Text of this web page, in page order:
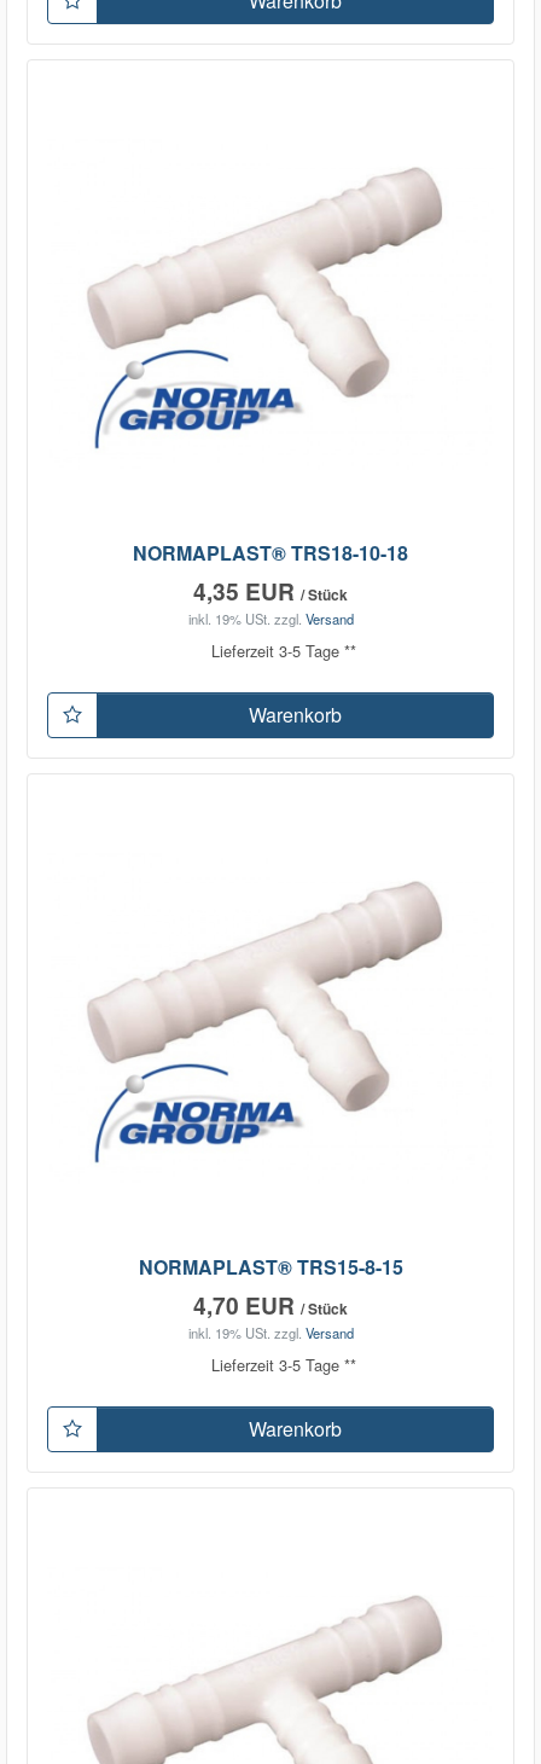
NORMAPLAST® TRS18-10-18
4,35 EUR / Stück
inkl. 19% USt. zzgl. Versand
Lieferzeit 3-5 Tage **
Warenkorb
NORMAPLAST® TRS15-8-15
4,70 EUR / Stück
inkl. 19% USt. zzgl. Versand
Lieferzeit 3-5 Tage **
Warenkorb